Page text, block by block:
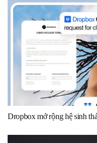
Dropbox mở rộng hệ sinh